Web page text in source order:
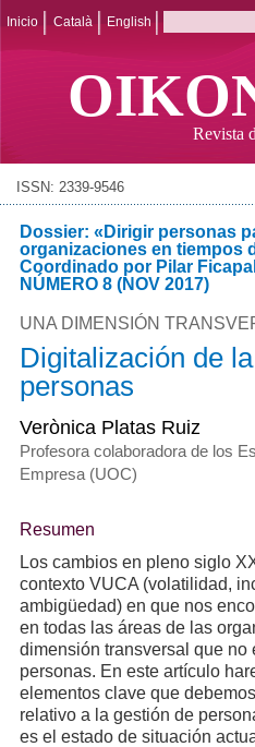
Inicio Català English
Revista
ISSN: 2339-9546
Dossier: «Dirigir personas
organizaciones en tiempos
Coordinado por Pilar
NÚMERO 8 (NOV 2017)
UNA DIMENSIÓN
Digitalización de
personas
Verònica Platas Ruiz
Profesora colaboradora de los
Empresa (UOC)
Resumen
Los cambios en pleno siglo
contexto VUCA (volatilidad,
ambigüedad) en que nos
en todas las áreas de las
dimensión transversal que no
personas. En este artículo
elementos clave que
relativo a la gestión de
es el estado de situación